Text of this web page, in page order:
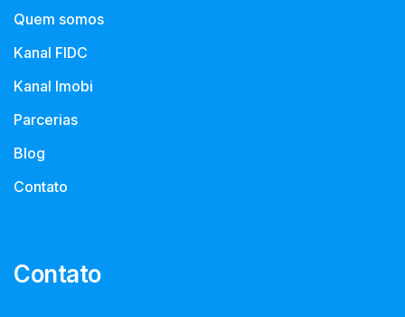
Quem somos
Kanal FIDC
Kanal Imobi
Parcerias
Blog
Contato
Contato